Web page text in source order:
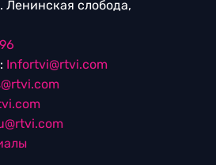
Ленинская слобода,
Infortvi@rtvi.com